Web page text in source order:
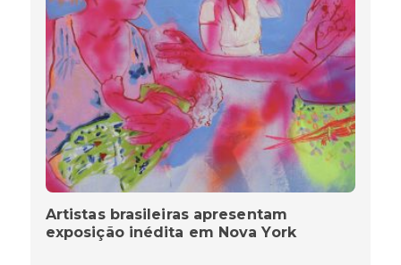
Artistas brasileiras apresentam
exposição inédita em Nova York